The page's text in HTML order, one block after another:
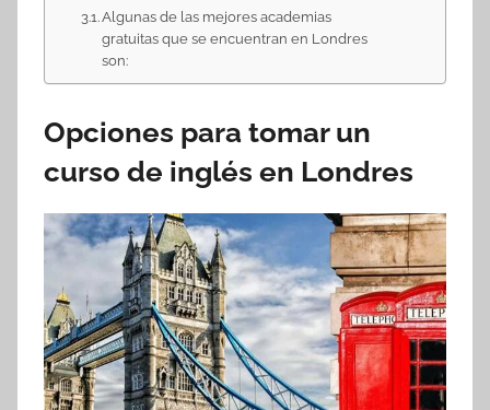
Algunas de las mejores academias
gratuitas que se encuentran en Londres
son:
Opciones para tomar un
curso de inglés en Londres